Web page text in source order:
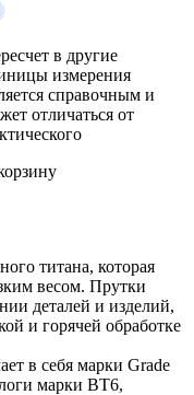
в другие
измерения
справочным и
отличаться от
титана, которая
весом. Прутки
деталей и изделий,
и горячей обработке
в себя марки Grade
марки ВТ6,